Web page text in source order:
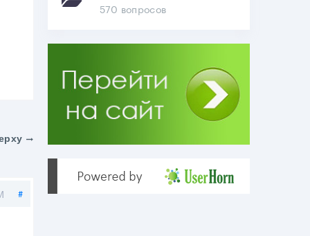
#Поделиться
570 вопросов